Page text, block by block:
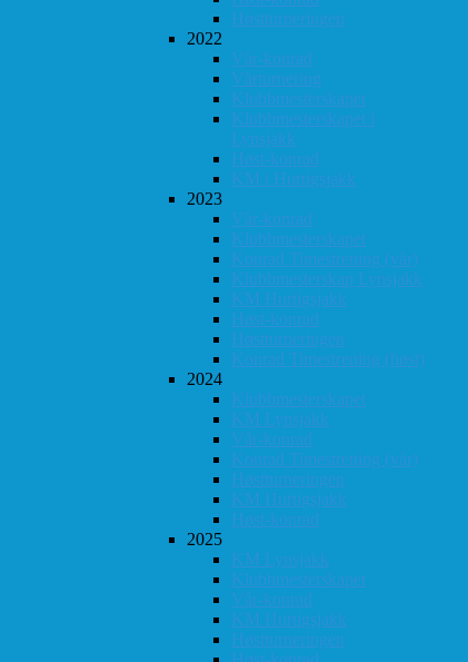
Høstturneringen
2022
Vår-konrad
Vårturnering
Klubbmesterskapet
Klubbmesterskapet i
Lynsjakk
Høst-konrad
KM i Hurtigsjakk
2023
Vår-konrad
Klubbmesterskapet
Konrad Timestrening (vår)
Klubbmesterskap Lynsjakk
KM Hurtigsjakk
Høst-konrad
Høstturneringen
Konrad Timestrening (høst)
2024
Klubbmesterskapet
KM Lynsjakk
Vår-konrad
Konrad Timestrening (vår)
Høstturneringen
KM Hurtigsjakk
Høst-konrad
2025
KM Lynsjakk
Klubbmesterskapet
Vår-konrad
KM Hurtigsjakk
Høstturneringen